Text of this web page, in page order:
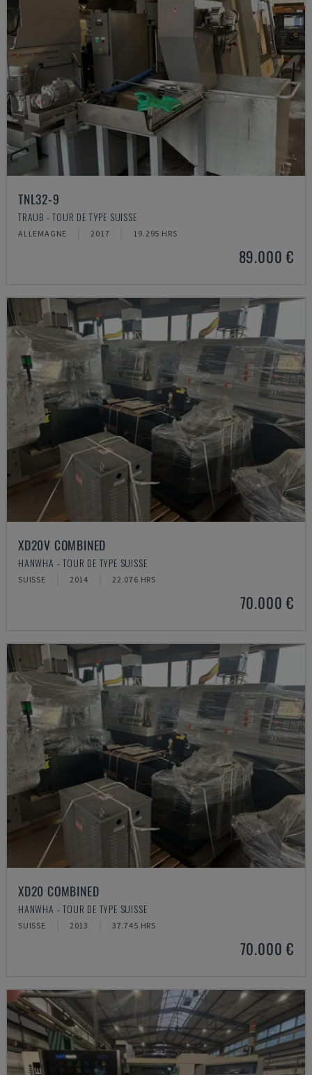
TNL32-9
TRAUB - TOUR DE TYPE SUISSE
ALLEMAGNE 2017 19.295 HRS
89.000 €
XD20V COMBINED
HANWHA - TOUR DE TYPE SUISSE
SUISSE 2014 22.076 HRS
70.000 €
XD20 COMBINED
HANWHA - TOUR DE TYPE SUISSE
SUISSE 2013 37.745 HRS
70.000 €